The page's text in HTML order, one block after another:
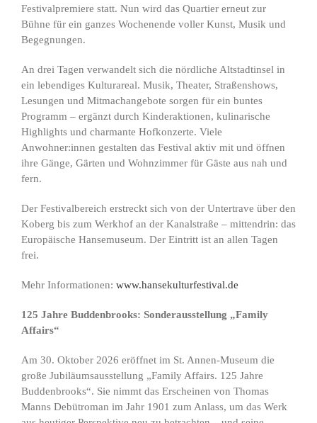
Festivalpremiere statt. Nun wird das Quartier erneut zur
Bühne für ein ganzes Wochenende voller Kunst, Musik und
Begegnungen.
An drei Tagen verwandelt sich die nördliche Altstadtinsel in
ein lebendiges Kulturareal. Musik, Theater, Straßenshows,
Lesungen und Mitmachangebote sorgen für ein buntes
Programm – ergänzt durch Kinderaktionen, kulinarische
Highlights und charmante Hofkonzerte. Viele
Anwohner:innen gestalten das Festival aktiv mit und öffnen
ihre Gänge, Gärten und Wohnzimmer für Gäste aus nah und
fern.
Der Festivalbereich erstreckt sich von der Untertrave über den
Koberg bis zum Werkhof an der Kanalstraße – mittendrin: das
Europäische Hansemuseum. Der Eintritt ist an allen Tagen
frei.
Mehr Informationen: www.hansekulturfestival.de
125 Jahre Buddenbrooks: Sonderausstellung „Family
Affairs“
Am 30. Oktober 2026 eröffnet im St. Annen-Museum die
große Jubiläumsausstellung „Family Affairs. 125 Jahre
Buddenbrooks“. Sie nimmt das Erscheinen von Thomas
Manns Debütroman im Jahr 1901 zum Anlass, um das Werk